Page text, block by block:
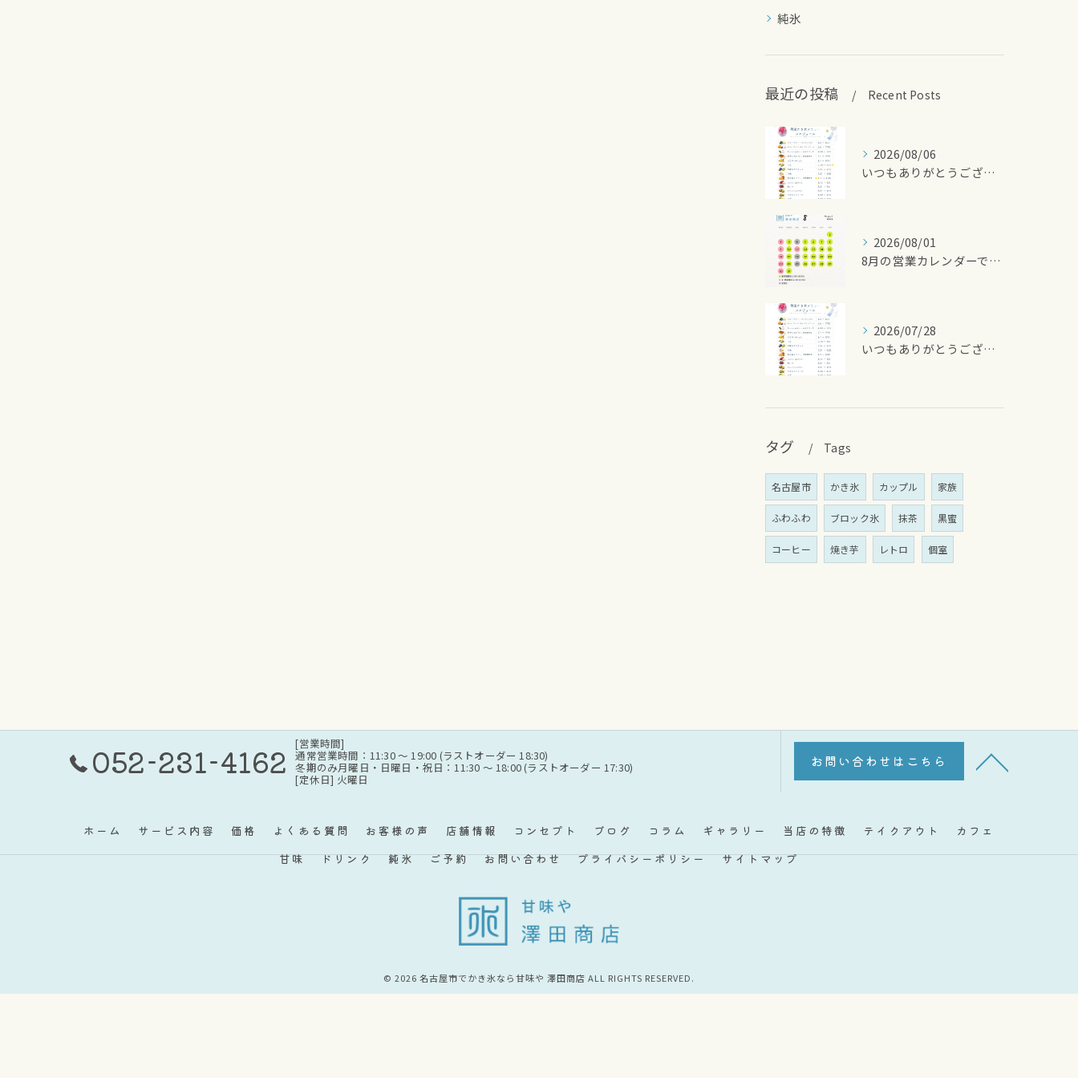
純氷
最近の投稿 Recent Posts
2026/08/06
いつもありがとうございます🍧
2026/08/01
8月の営業カレンダーです🌻
2026/07/28
いつもありがとうございます
タグ Tags
名古屋市 かき氷 カップル 家族
ふわふわ ブロック氷 抹茶 黒蜜
コーヒー 焼き芋 レトロ 個室
052-231-4162 [営業時間]
通常営業時間：11:30 〜 19:00 (ラストオーダー 18:30)
冬期のみ月曜日・日曜日・祝日：11:30 〜 18:00 (ラストオーダー 17:30)
[定休日] 火曜日
お問い合わせはこちら
ホーム サービス内容 価格 よくある質問 お客様の声 店舗情報 コンセプト ブログ コラム ギャラリー 当店の特徴 テイクアウト
カフェ
甘味
ドリンク 純氷 ご予約 お問い合わせ プライバシーポリシー サイトマップ
© 2026 名古屋市でかき氷なら甘味や 澤田商店 ALL RIGHTS RESERVED.